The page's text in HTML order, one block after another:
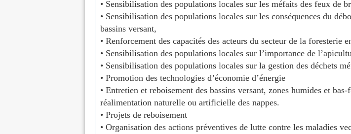
• Sensibilisation des populations locales sur les méfaits des feux de
• Sensibilisation des populations locales sur les conséquences du
bassins versant,
• Renforcement des capacités des acteurs du secteur de la foresterie
• Sensibilisation des populations locales sur l’importance de
• Sensibilisation des populations locales sur la gestion des déchets
• Promotion des technologies d’économie d’énergie
• Entretien et reboisement des bassins versant, zones humides et
réalimentation naturelle ou artificielle des nappes.
• Projets de reboisement
• Organisation des actions préventives de lutte contre les maladies